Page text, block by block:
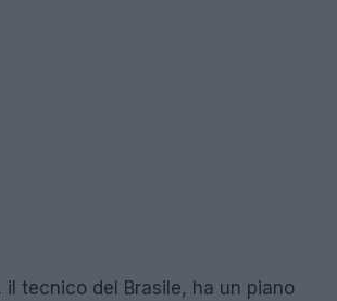
il tecnico del Brasile, ha un piano